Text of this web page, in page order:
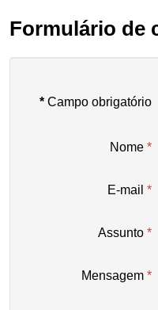
Formulário de
* Campo obrigatório
Nome *
E-mail *
Assunto *
Mensagem *